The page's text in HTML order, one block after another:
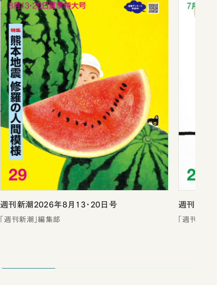
週刊新潮2026年8月13・20日号
「週刊新潮」編集部
週刊新潮
「週刊新潮